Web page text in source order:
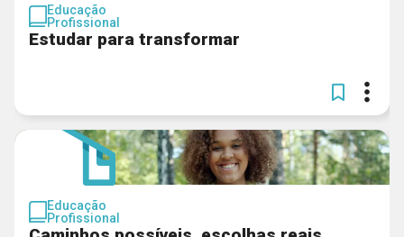
Educação
Profissional
Estudar para transformar
Educação
Profissional